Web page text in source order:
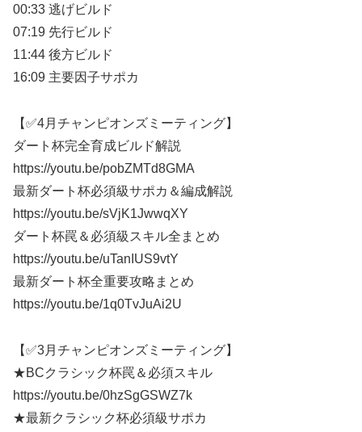
00:33 逃げビルド
07:19 先行ビルド
11:44 後方ビルド
16:09 主要因子サポカ
【✅4月チャンピオンズミーティング】
ダート杯完全育成ビルド解説
https://youtu.be/pobZMTd8GMA
最新ダート杯必須級サポカ＆編成解説
https://youtu.be/sVjK1JwwqXY
ダート杯罠＆必須級スキル全まとめ
https://youtu.be/uTanIUS9vtY
最新ダート杯全重要攻略まとめ
https://youtu.be/1q0TvJuAi2U
【✅3月チャンピオンズミーティング】
★BCクラシック杯罠＆必須スキル
https://youtu.be/0hzSgGSWZ7k
★最新クラシック杯必須級サポカ